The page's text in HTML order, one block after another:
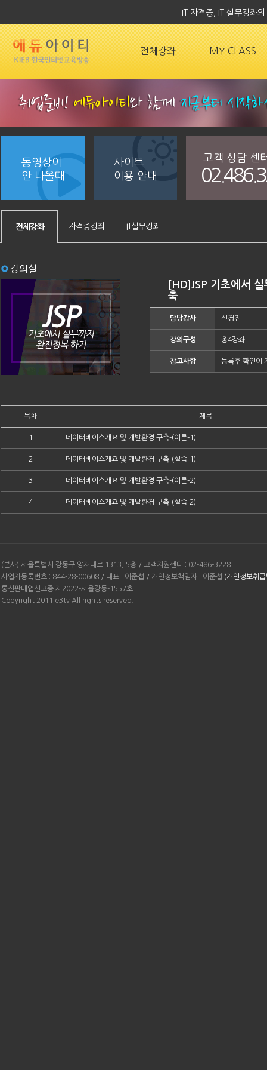
IT 자격증, IT 실무강좌
전체강좌 MY CLASS
동영상이
안 나올때
사이트
이용 안내
고객 상담 센
전체강좌 자격증강좌 IT실무강좌
강의실
[HD]JSP 기초에서
축
담당강사 신경진
강의구성 총4강좌
참고사항 등록후 확인이
목차 제목
1 데이터베이스개요 및 개발환경 구축-(이론-1)
2 데이터베이스개요 및 개발환경 구축-(실습-1)
3 데이터베이스개요 및 개발환경 구축-(이론-2)
4 데이터베이스개요 및 개발환경 구축-(실습-2)
(본사) 서울특별시 강동구 양재대로 1313, 5층 / 고객지원센터 : 02-486-3228
사업자등록번호 : 844-28-00608 / 대표 : 이준섭 / 개인정보책임자 : 이준섭 (개인정보취
통신판매업신고증 제2022-서울강동-1557호
Copyright 2011 e3tv All rights reserved.